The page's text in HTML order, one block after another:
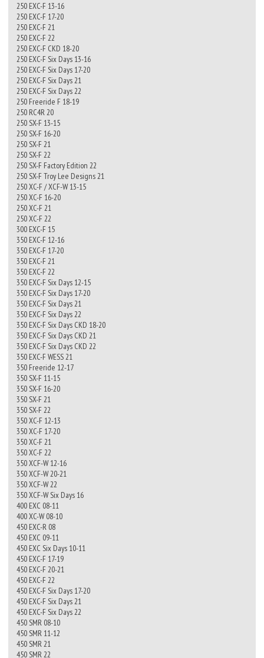
250 EXC-F 13-16
250 EXC-F 17-20
250 EXC-F 21
250 EXC-F 22
250 EXC-F CKD 18-20
250 EXC-F Six Days 13-16
250 EXC-F Six Days 17-20
250 EXC-F Six Days 21
250 EXC-F Six Days 22
250 Freeride F 18-19
250 RC4R 20
250 SX-F 13-15
250 SX-F 16-20
250 SX-F 21
250 SX-F 22
250 SX-F Factory Edition 22
250 SX-F Troy Lee Designs 21
250 XC-F / XCF-W 13-15
250 XC-F 16-20
250 XC-F 21
250 XC-F 22
300 EXC-F 15
350 EXC-F 12-16
350 EXC-F 17-20
350 EXC-F 21
350 EXC-F 22
350 EXC-F Six Days 12-15
350 EXC-F Six Days 17-20
350 EXC-F Six Days 21
350 EXC-F Six Days 22
350 EXC-F Six Days CKD 18-20
350 EXC-F Six Days CKD 21
350 EXC-F Six Days CKD 22
350 EXC-F WESS 21
350 Freeride 12-17
350 SX-F 11-15
350 SX-F 16-20
350 SX-F 21
350 SX-F 22
350 XC-F 12-13
350 XC-F 17-20
350 XC-F 21
350 XC-F 22
350 XCF-W 12-16
350 XCF-W 20-21
350 XCF-W 22
350 XCF-W Six Days 16
400 EXC 08-11
400 XC-W 08-10
450 EXC-R 08
450 EXC 09-11
450 EXC Six Days 10-11
450 EXC-F 17-19
450 EXC-F 20-21
450 EXC-F 22
450 EXC-F Six Days 17-20
450 EXC-F Six Days 21
450 EXC-F Six Days 22
450 SMR 08-10
450 SMR 11-12
450 SMR 21
450 SMR 22